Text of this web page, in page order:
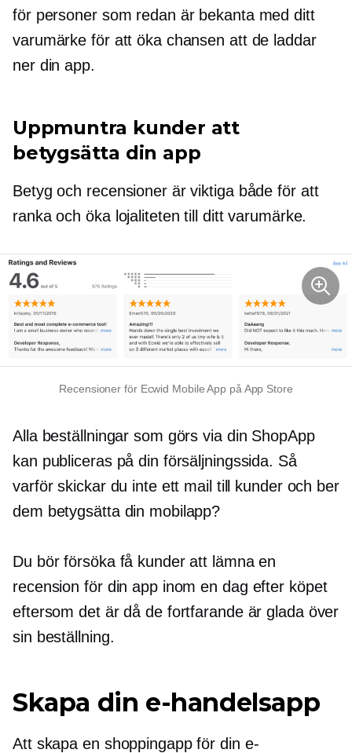
för personer som redan är bekanta med ditt
varumärke för att öka chansen att de laddar
ner din app.
Uppmuntra kunder att
betygsätta din app
Betyg och recensioner är viktiga både för att
ranka och öka lojaliteten till ditt varumärke.
Recensioner för Ecwid Mobile App på App Store
Alla beställningar som görs via din ShopApp
kan publiceras på din försäljningssida. Så
varför skickar du inte ett mail till kunder och ber
dem betygsätta din mobilapp?
Du bör försöka få kunder att lämna en
recension för din app inom en dag efter köpet
eftersom det är då de fortfarande är glada över
sin beställning.
Skapa din e-handelsapp
Att skapa en shoppingapp för din e-